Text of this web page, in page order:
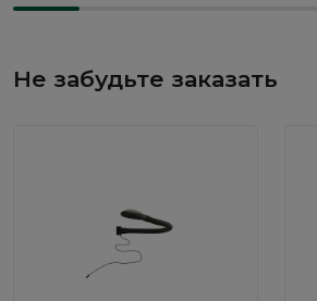
Не забудьте заказать